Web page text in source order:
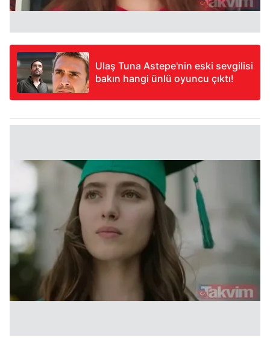
Ulaş Tuna Astepe'nin eski sevgilisi
bakın hangi ünlü oyuncu çıktı!